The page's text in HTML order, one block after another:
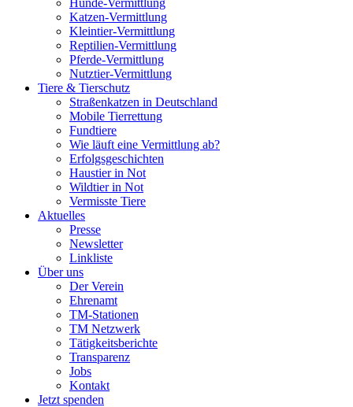
Katzen-Vermittlung
Kleintier-Vermittlung
Reptilien-Vermittlung
Pferde-Vermittlung
Nutztier-Vermittlung
Tiere & Tierschutz
Straßenkatzen in Deutschland
Mobile Tierrettung
Fundtiere
Wie läuft eine Vermittlung ab?
Erfolgsgeschichten
Haustier in Not
Wildtier in Not
Vermisste Tiere
Aktuelles
Presse
Newsletter
Linkliste
Über uns
Der Verein
Ehrenamt
TM-Stationen
TM Netzwerk
Tätigkeitsberichte
Transparenz
Jobs
Kontakt
Jetzt spenden